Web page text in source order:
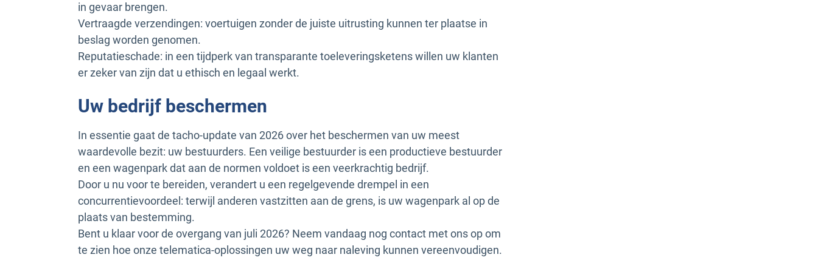
in gevaar brengen.
Vertraagde verzendingen: voertuigen zonder de juiste uitrusting kunnen ter plaatse in
beslag worden genomen.
Reputatieschade: in een tijdperk van transparante toeleveringsketens willen uw klanten
er zeker van zijn dat u ethisch en legaal werkt.
Uw bedrijf beschermen
In essentie gaat de tacho-update van 2026 over het beschermen van uw meest
waardevolle bezit: uw bestuurders. Een veilige bestuurder is een productieve bestuurder
en een wagenpark dat aan de normen voldoet is een veerkrachtig bedrijf.
Door u nu voor te bereiden, verandert u een regelgevende drempel in een
concurrentievoordeel: terwijl anderen vastzitten aan de grens, is uw wagenpark al op de
plaats van bestemming.
Bent u klaar voor de overgang van juli 2026? Neem vandaag nog contact met ons op om
te zien hoe onze telematica-oplossingen uw weg naar naleving kunnen vereenvoudigen.